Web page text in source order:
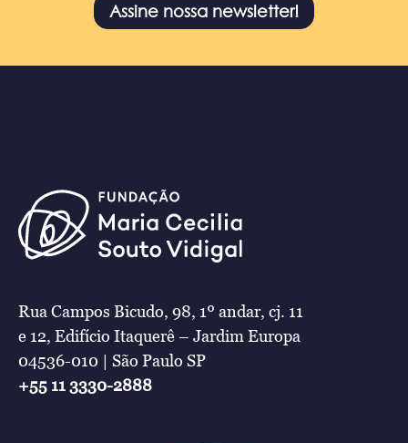
Assine nossa newsletter!
Rua Campos Bicudo, 98, 1º andar, cj. 11
e 12, Edifício Itaquerê – Jardim Europa
04536-010 | São Paulo SP
+55 11 3330-2888